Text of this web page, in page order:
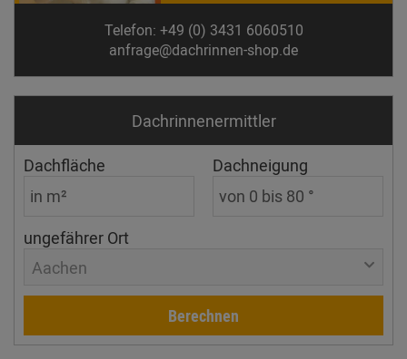
Telefon: +49 (0) 3431 6060510
anfrage@dachrinnen-shop.de
Dachrinnen­ermittler
Dachfläche Dachneigung
ungefährer Ort
Aachen
Berechnen